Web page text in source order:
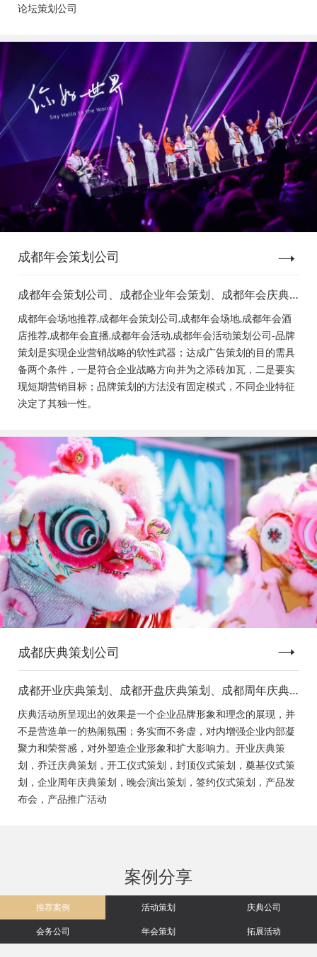
论坛策划公司
成都年会策划公司
成都年会策划公司、成都企业年会策划、成都年会庆典
策划、成都年会节目表演、成都年会节目演出、成都年
会活动策划公司、成都年会布置公司，成都年会现场搭
建公司，成都年会节目表演，年会节目创意节目，年会
策划方案详细流程，年会策划，年会致辞发言稿，年会
礼品，年会祝福语
成都年会场地推荐,成都年会策划公司,成都年会场地,成都年会酒
店推荐,成都年会直播,成都年会活动,成都年会活动策划公司-品牌
策划是实现企业营销战略的软性武器；达成广告策划的目的需具
备两个条件，一是符合企业战略方向并为之添砖加瓦，二是要实
现短期营销目标；品牌策划的方法没有固定模式，不同企业特征
决定了其独一性。
成都庆典策划公司
成都开业庆典策划、成都开盘庆典策划、成都周年庆典
策划、成都启动仪式策划、成都揭幕仪式策划、成都开
工仪式策划、成都竣工仪式策划、成都封顶仪式策划、
成都奠基仪式策划、成都签约仪式策划、成都挂牌仪式
策划、成都揭牌仪式策划、成都颁奖典礼策划
庆典活动所呈现出的效果是一个企业品牌形象和理念的展现，并
不是营造单一的热闹氛围；务实而不务虚，对内增强企业内部凝
聚力和荣誉感，对外塑造企业形象和扩大影响力。开业庆典策
划，乔迁庆典策划，开工仪式策划，封顶仪式策划，奠基仪式策
划，企业周年庆典策划，晚会演出策划，签约仪式策划，产品发
布会，产品推广活动
案例分享
推荐案例 活动策划
庆典公司
会务公司
年会策划 拓展活动